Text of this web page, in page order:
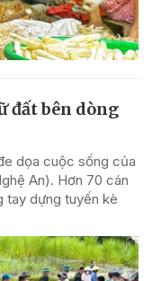
đất bên dòng
dọa cuộc sống của
An). Hơn 70 cán
tay dựng tuyến kè